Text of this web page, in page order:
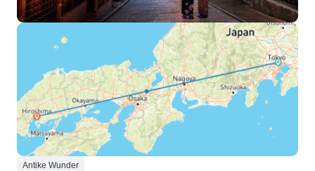
Antike Wunder